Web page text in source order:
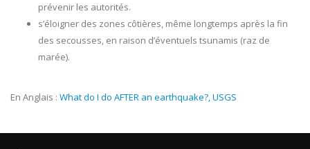
prévenir les autorités.
s’éloigner des zones côtières, même longtemps après la fin
des secousses, en raison d’éventuels tsunamis (raz de
marée).
En Anglais : What do I do AFTER an earthquake?, USGS